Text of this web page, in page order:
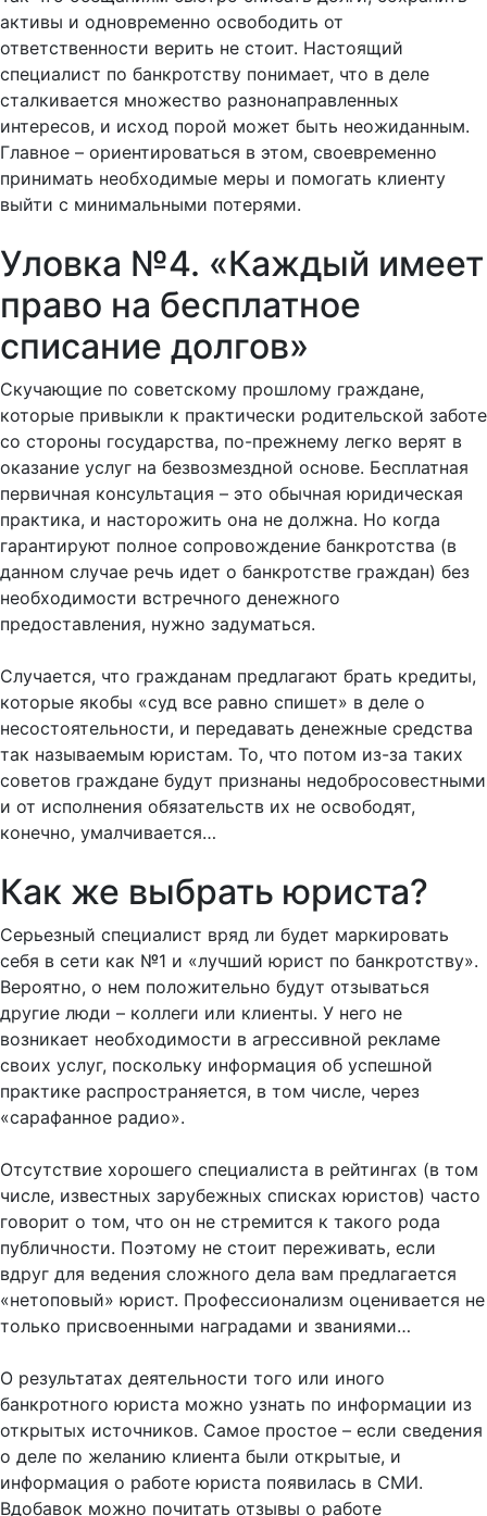
активы и одновременно освободить от
ответственности верить не стоит. Настоящий
специалист по банкротству понимает, что в деле
сталкивается множество разнонаправленных
интересов, и исход порой может быть неожиданным.
Главное – ориентироваться в этом, своевременно
принимать необходимые меры и помогать клиенту
выйти с минимальными потерями.
Уловка №4. «Каждый имеет
право на бесплатное
списание долгов»
Скучающие по советскому прошлому граждане,
которые привыкли к практически родительской заботе
со стороны государства, по-прежнему легко верят в
оказание услуг на безвозмездной основе. Бесплатная
первичная консультация – это обычная юридическая
практика, и насторожить она не должна. Но когда
гарантируют полное сопровождение банкротства (в
данном случае речь идет о банкротстве граждан) без
необходимости встречного денежного
предоставления, нужно задуматься.
Случается, что гражданам предлагают брать кредиты,
которые якобы «суд все равно спишет» в деле о
несостоятельности, и передавать денежные средства
так называемым юристам. То, что потом из-за таких
советов граждане будут признаны недобросовестными
и от исполнения обязательств их не освободят,
конечно, умалчивается…
Как же выбрать юриста?
Серьезный специалист вряд ли будет маркировать
себя в сети как №1 и «лучший юрист по банкротству».
Вероятно, о нем положительно будут отзываться
другие люди – коллеги или клиенты. У него не
возникает необходимости в агрессивной рекламе
своих услуг, поскольку информация об успешной
практике распространяется, в том числе, через
«сарафанное радио».
Отсутствие хорошего специалиста в рейтингах (в том
числе, известных зарубежных списках юристов) часто
говорит о том, что он не стремится к такого рода
публичности. Поэтому не стоит переживать, если
вдруг для ведения сложного дела вам предлагается
«нетоповый» юрист. Профессионализм оценивается не
только присвоенными наградами и званиями…
О результатах деятельности того или иного
банкротного юриста можно узнать по информации из
открытых источников. Самое простое – если сведения
о деле по желанию клиента были открытые, и
информация о работе юриста появилась в СМИ.
Вдобавок можно почитать отзывы о работе